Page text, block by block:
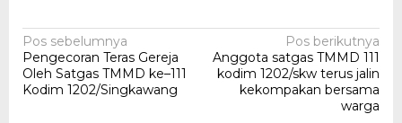
Navigasi
pos
Pos sebelumnya
Pengecoran Teras Gereja
Oleh Satgas TMMD ke–111
Kodim 1202/Singkawang
Pos berikutnya
Anggota satgas TMMD 111
kodim 1202/skw terus jalin
kekompakan bersama
warga